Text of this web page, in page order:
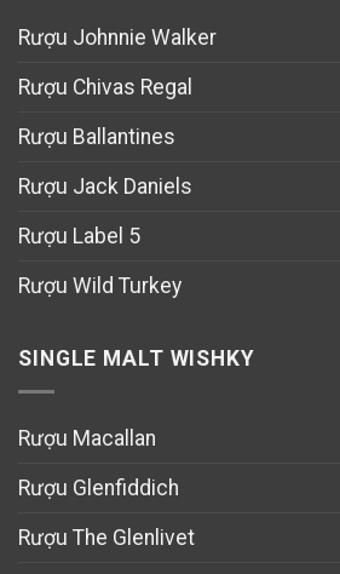
Rượu Johnnie Walker
Rượu Chivas Regal
Rượu Ballantines
Rượu Jack Daniels
Rượu Label 5
Rượu Wild Turkey
SINGLE MALT WISHKY
Rượu Macallan
Rượu Glenfiddich
Rượu The Glenlivet